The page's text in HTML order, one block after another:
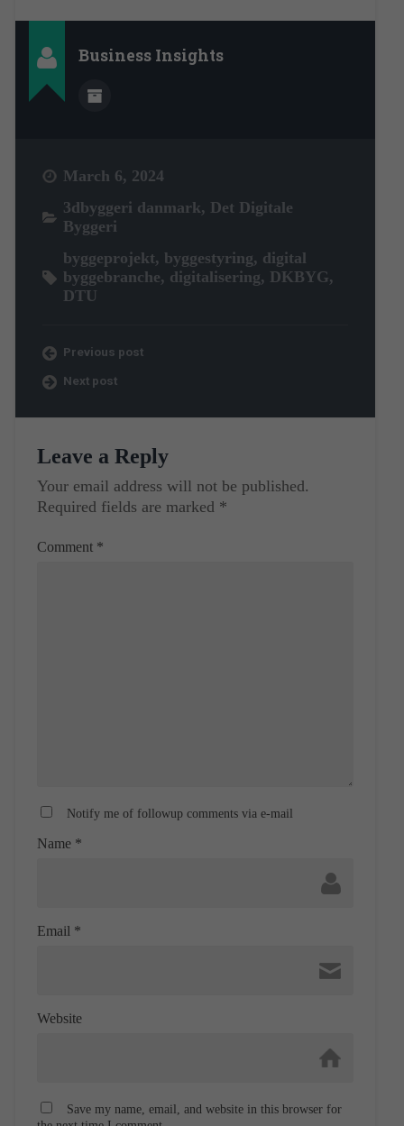
Business Insights
March 6, 2024
3dbyggeri danmark, Det Digitale
Byggeri
byggeprojekt, byggestyring, digital
byggebranche, digitalisering, DKBYG,
DTU
Previous post
Next post
Leave a Reply
Your email address will not be published.
Required fields are marked *
Comment *
Notify me of followup comments via e-mail
Name *
Email *
Website
Save my name, email, and website in this browser for